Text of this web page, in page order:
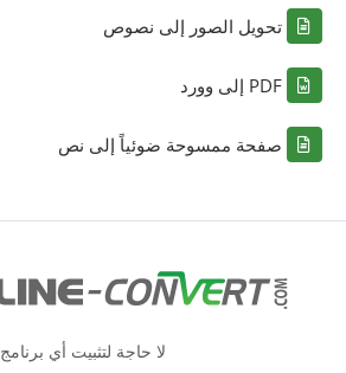
تحويل الصور إلى نصوص
PDF إلى وورد
صفحة ممسوحة ضوئياً إلى نص
لا حاجة لتثبيت أي برنامج.